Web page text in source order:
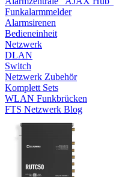
Funkalarmmelder
Alarmsirenen
Bedieneinheit
Netzwerk
DLAN
Switch
Netzwerk Zubehör
Komplett Sets
WLAN Funkbrücken
FTS Netzwerk Blog